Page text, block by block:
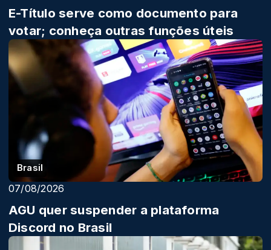
E-Título serve como documento para
votar; conheça outras funções úteis
Brasil
07/08/2026
AGU quer suspender a plataforma
Discord no Brasil